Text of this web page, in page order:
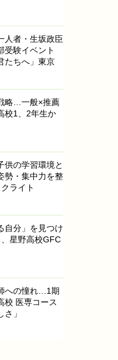
人者・生坂政臣
験イベント
たちへ」東京
略…一般×推薦
校1、2年生か
供の学習環境と
勢・集中力を整
ライト
自分」を見つけ
星野高校GFC
への憧れ…1期
校 医専コース
」